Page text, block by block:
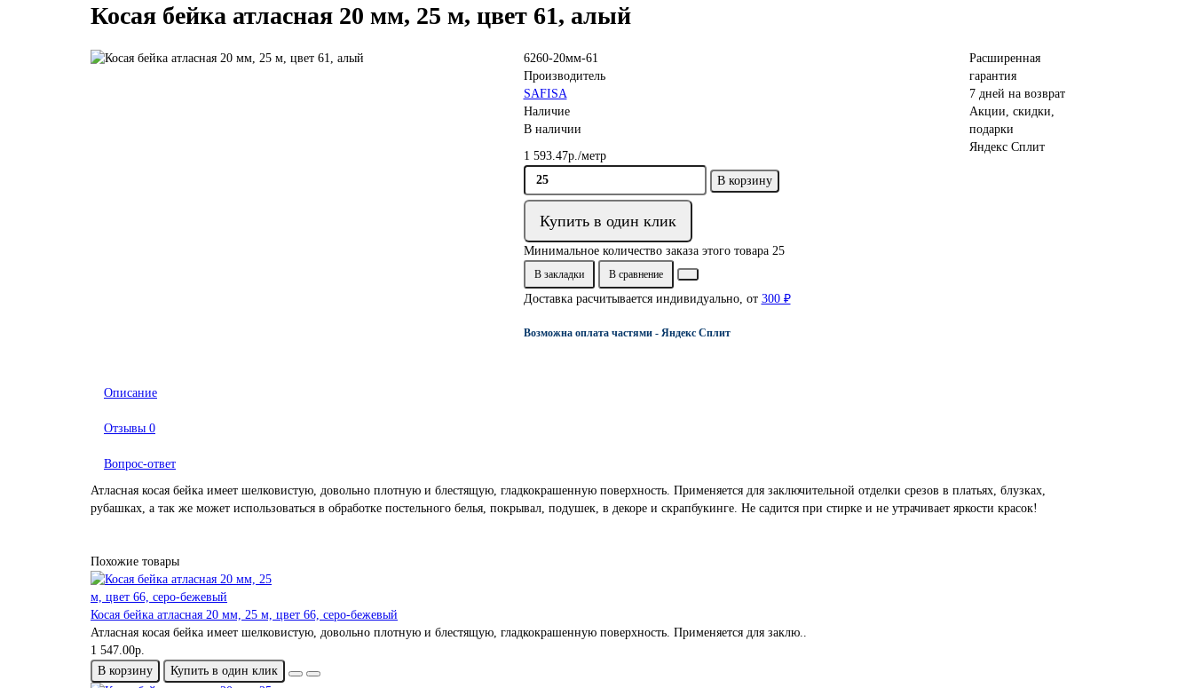
Косая бейка атласная 20 мм, 25 м, цвет 61, алый
6260-20мм-61
Производитель
SAFISA
Наличие
В наличии
1 593.47р./метр
В корзину
Купить в один клик
Минимальное количество заказа этого товара 25
В закладки В сравнение
Доставка расчитывается индивидуально, от 300 ₽
Возможна оплата частями - Яндекс Сплит
Расширенная
гарантия
7 дней на возврат
Акции, скидки,
подарки
Яндекс Сплит
Описание
Отзывы 0
Вопрос-ответ
Атласная косая бейка имеет шелковистую, довольно плотную и блестящую, гладкокрашенную поверхность. Применяется для заключительной отделки срезов в платьях, блузках,
рубашках, а так же может использоваться в обработке постельного белья, покрывал, подушек, в декоре и скрапбукинге. Не садится при стирке и не утрачивает яркости красок!
Похожие товары
Косая бейка атласная 20 мм, 25 м, цвет 66, серо-бежевый
Атласная косая бейка имеет шелковистую, довольно плотную и блестящую, гладкокрашенную поверхность. Применяется для заклю..
1 547.00р.
В корзину
Купить в один клик